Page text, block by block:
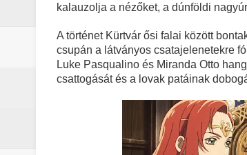
A leleplezés napja
Marshals: A Dutton
Gonosz halott : Az
A Yellowstone
Jogászok
kalauzolja a nézőket, a dúnföldi
A történet Kürtvár ősi falai között
csupán a látványos csatajelenetekre
Luke Pasqualino és Miranda Otto
csattogását és a lovak patáinak